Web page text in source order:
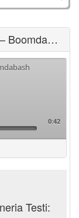
0:42
Testi: